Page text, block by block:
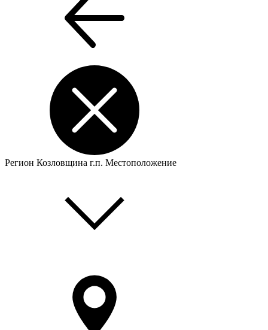
Регион Козловщина г.п. Местоположение